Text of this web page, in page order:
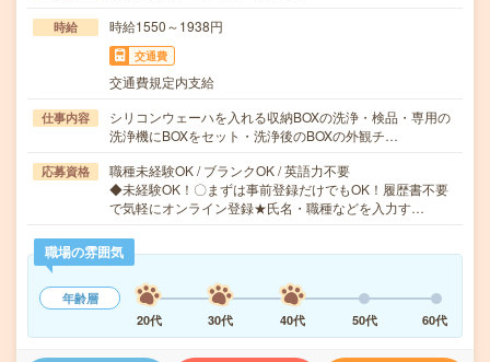
時給 時給1550～1938円
交通費
交通費規定内支給
仕事内容
シリコンウェーハを入れる収納BOXの洗浄・検品・専用の
洗浄機にBOXをセット・洗浄後のBOXの外観チ…
応募資格
職種未経験OK / ブランクOK / 英語力不要
◆未経験OK！〇まずは事前登録だけでもOK！履歴書不要
で気軽にオンライン登録★氏名・職種などを入力す…
職場の雰囲気
年齢層
20代
30代 40代 50代 60代